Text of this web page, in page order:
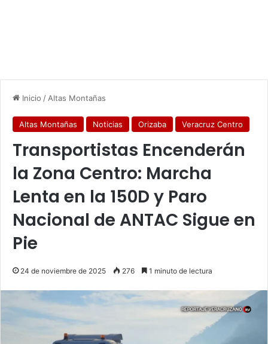
Inicio / Altas Montañas
Altas Montañas Noticias Orizaba Veracruz Centro
Transportistas Encenderán
la Zona Centro: Marcha
Lenta en la 150D y Paro
Nacional de ANTAC Sigue en
Pie
24 de noviembre de 2025 276 1 minuto de lectura